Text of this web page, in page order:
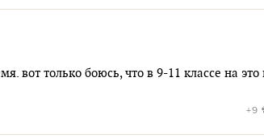
вот только боюсь, что в 9-11 классе на это
+9